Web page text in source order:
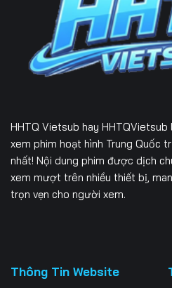
HHTQ Vietsub hay
xem phim hoạt hình Trung Quốc
nhất! Nội dung phim được dịch
xem mượt trên nhiều thiết bị,
trọn vẹn cho người xem.
Thông Tin Website